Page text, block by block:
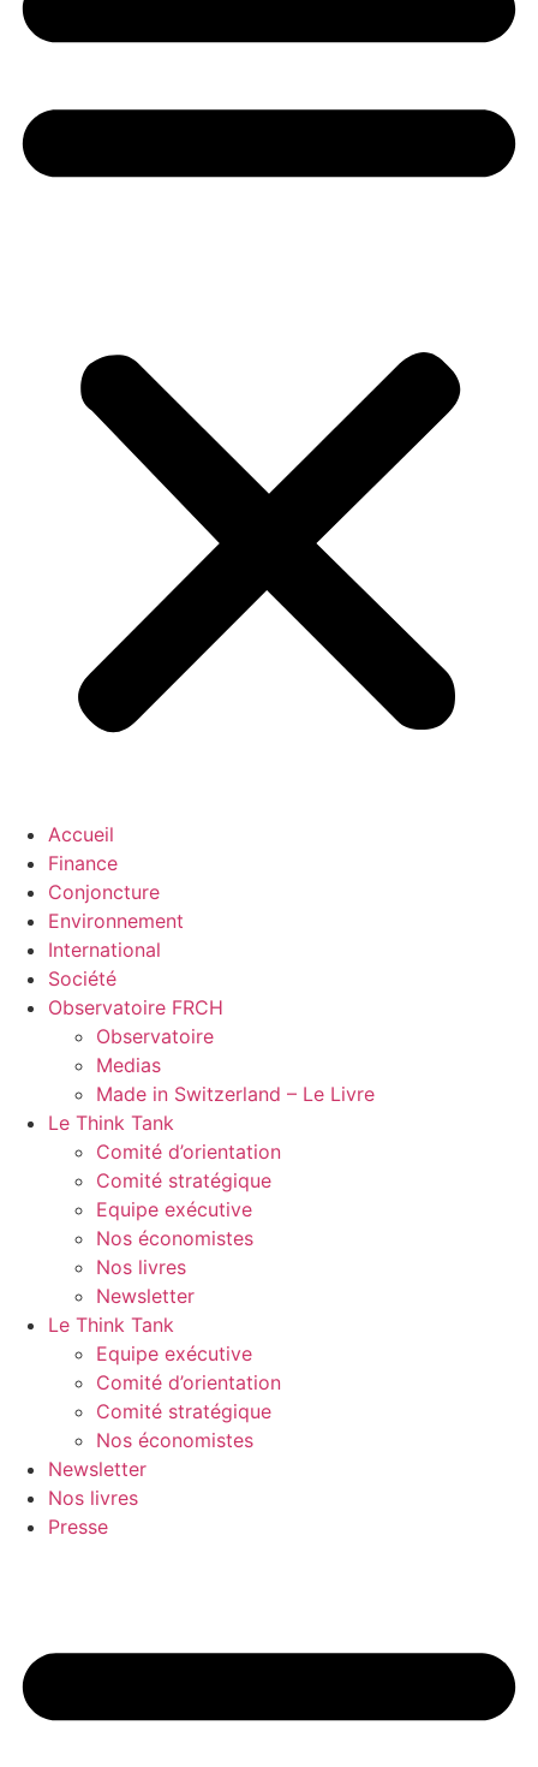
Accueil
Finance
Conjoncture
Environnement
International
Société
Observatoire FRCH
Observatoire
Medias
Made in Switzerland – Le Livre
Le Think Tank
Comité d’orientation
Comité stratégique
Equipe exécutive
Nos économistes
Nos livres
Newsletter
Le Think Tank
Equipe exécutive
Comité d’orientation
Comité stratégique
Nos économistes
Newsletter
Nos livres
Presse